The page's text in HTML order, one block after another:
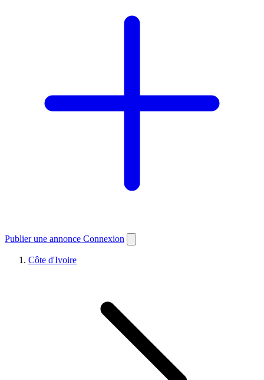
Publier une annonce Connexion
Côte d'Ivoire